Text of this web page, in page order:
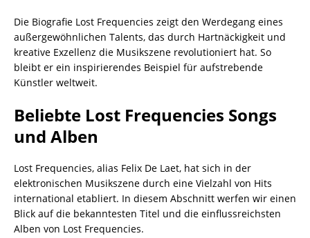
Die Biografie Lost Frequencies zeigt den Werdegang eines
außergewöhnlichen Talents, das durch Hartnäckigkeit und
kreative Exzellenz die Musikszene revolutioniert hat. So
bleibt er ein inspirierendes Beispiel für aufstrebende
Künstler weltweit.
Beliebte Lost Frequencies Songs
und Alben
Lost Frequencies, alias Felix De Laet, hat sich in der
elektronischen Musikszene durch eine Vielzahl von Hits
international etabliert. In diesem Abschnitt werfen wir einen
Blick auf die bekanntesten Titel und die einflussreichsten
Alben von Lost Frequencies.